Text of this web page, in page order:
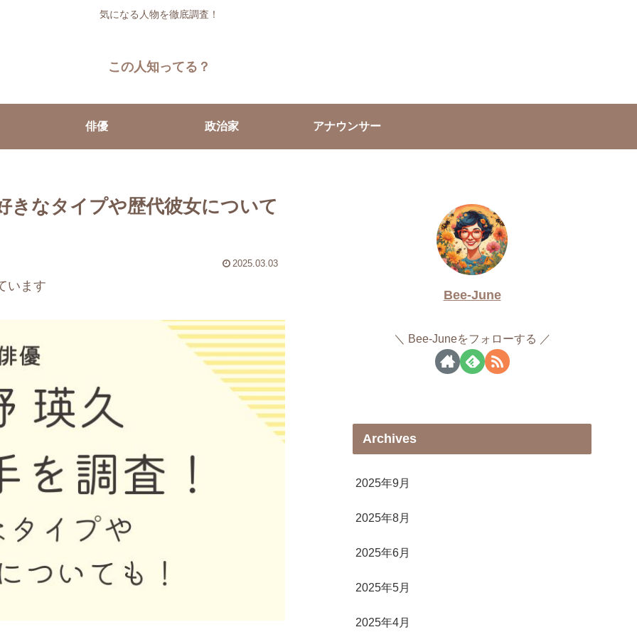
気になる人物を徹底調査！
この人知ってる？
俳優 政治家 アナウンサー
きなタイプや歴代彼女について
2025.03.03
います
Bee-June
Bee-Juneをフォローする
Archives
2025年9月
2025年8月
2025年6月
2025年5月
2025年4月